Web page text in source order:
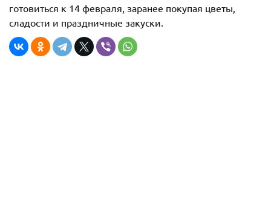
готовиться к 14 февраля, заранее покупая цветы,
сладости и праздничные закуски.